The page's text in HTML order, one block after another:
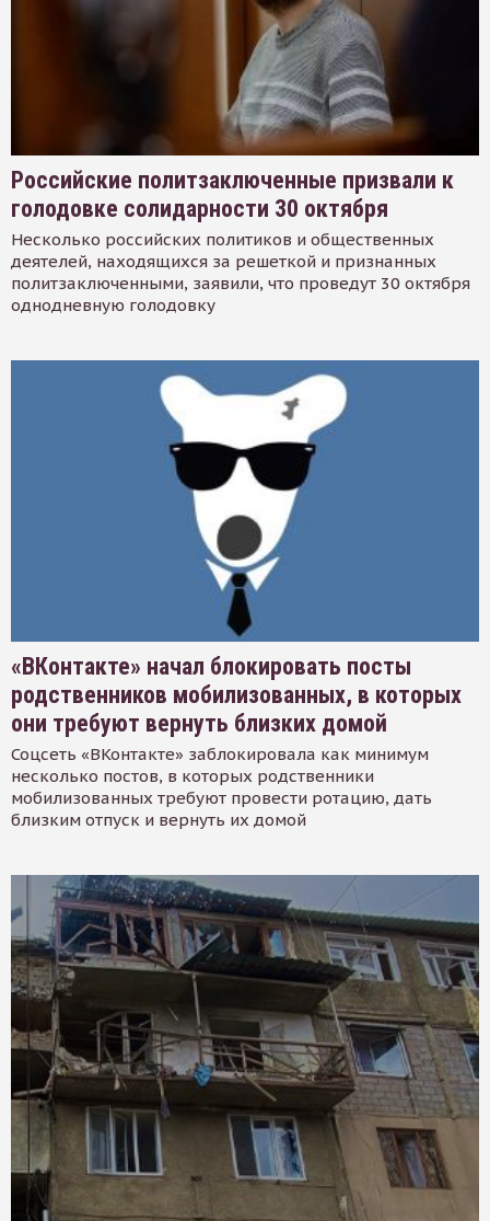
Российские политзаключенные призвали к
голодовке солидарности 30 октября
Несколько российских политиков и общественных
деятелей, находящихся за решеткой и признанных
политзаключенными, заявили, что проведут 30 октября
однодневную голодовку
«ВКонтакте» начал блокировать посты
родственников мобилизованных, в которых
они требуют вернуть близких домой
Соцсеть «ВКонтакте» заблокировала как минимум
несколько постов, в которых родственники
мобилизованных требуют провести ротацию, дать
близким отпуск и вернуть их домой